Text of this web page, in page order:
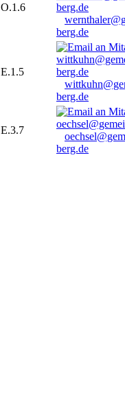
O.1.6
berg.de
E.1.5
berg.de
E.3.7
berg.de